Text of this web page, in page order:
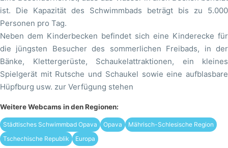
ist. Die Kapazität des Schwimmbads beträgt bis zu 5.000
Personen pro Tag.
Neben dem Kinderbecken befindet sich eine Kinderecke für
die jüngsten Besucher des sommerlichen Freibads, in der
Bänke, Klettergerüste, Schaukelattraktionen, ein kleines
Spielgerät mit Rutsche und Schaukel sowie eine aufblasbare
Hüpfburg usw. zur Verfügung stehen
Weitere Webcams in den Regionen:
Städtisches Schwimmbad Opava Opava
Mährisch-Schlesische Region
Tschechische Republik
Europa